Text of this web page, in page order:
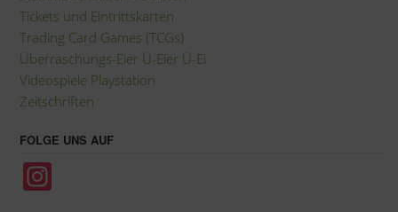
Tickets und Eintrittskarten
Trading Card Games (TCGs)
Überraschungs-Eier Ü-Eier Ü-Ei
Videospiele Playstation
Zeitschriften
FOLGE UNS AUF